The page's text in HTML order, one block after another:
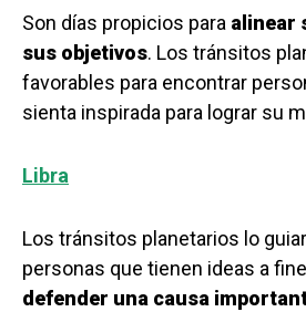
Son días propicios para alinear
sus objetivos. Los tránsitos
favorables para encontrar
sienta inspirada para lograr su
Libra
Los tránsitos planetarios lo
personas que tienen ideas a
defender una causa